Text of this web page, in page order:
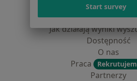
dane pozyskaliśmy
Polityka
Jak działają wyniki
Dostępność
O nas
Praca
Partnerzy
Start survey